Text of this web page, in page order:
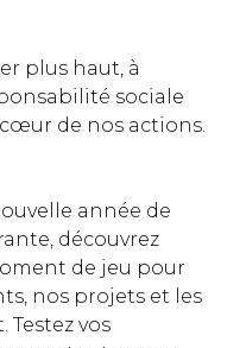
plus haut, à
sociale
de nos actions.
année de
découvrez
de jeu pour
nos projets et les
vos